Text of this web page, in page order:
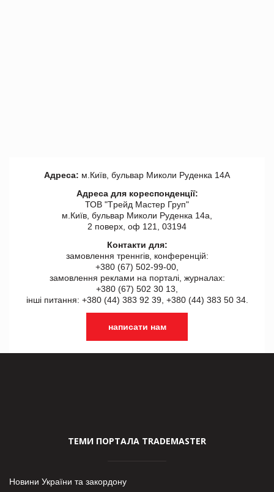
Адреса: м.Київ, бульвар Миколи Руденка 14А
Адреса для кореспонденції:
ТОВ "Tрейд Мастер Груп"
м.Київ, бульвар Миколи Руденка 14а,
2 поверх, оф 121, 03194
Контакти для:
замовлення треннгів, конференцій:
+380 (67) 502-99-00,
замовлення реклами на порталі, журналах:
+380 (67) 502 30 13,
інші питання: +380 (44) 383 92 39, +380 (44) 383 50 34.
написати нам
ТЕМИ ПОРТАЛА TRADEMASTER
Новини України та закордону